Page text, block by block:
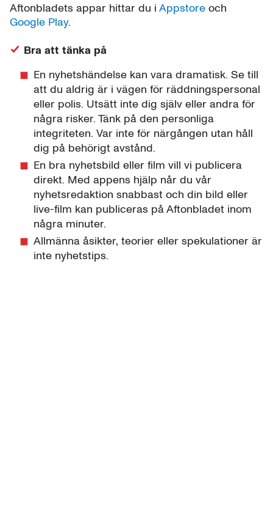
Aftonbladets appar hittar du i Appstore och
Google Play.
Bra att tänka på
En nyhetshändelse kan vara dramatisk. Se till
att du aldrig är i vägen för räddningspersonal
eller polis. Utsätt inte dig själv eller andra för
några risker. Tänk på den personliga
integriteten. Var inte för närgången utan håll
dig på behörigt avstånd.
En bra nyhetsbild eller film vill vi publicera
direkt. Med appens hjälp når du vår
nyhetsredaktion snabbast och din bild eller
live-film kan publiceras på Aftonbladet inom
några minuter.
Allmänna åsikter, teorier eller spekulationer är
inte nyhetstips.